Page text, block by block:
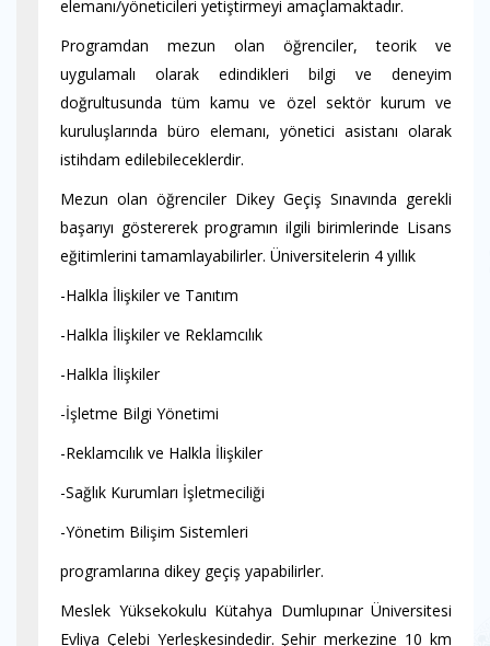
elemanı/yöneticileri yetiştirmeyi amaçlamaktadır.
Programdan mezun olan öğrenciler, teorik ve
uygulamalı olarak edindikleri bilgi ve deneyim
doğrultusunda tüm kamu ve özel sektör kurum ve
kuruluşlarında büro elemanı, yönetici asistanı olarak
istihdam edilebileceklerdir.
Mezun olan öğrenciler Dikey Geçiş Sınavında gerekli
başarıyı göstererek programın ilgili birimlerinde Lisans
eğitimlerini tamamlayabilirler. Üniversitelerin 4 yıllık
-Halkla İlişkiler ve Tanıtım
-Halkla İlişkiler ve Reklamcılık
-Halkla İlişkiler
-İşletme Bilgi Yönetimi
-Reklamcılık ve Halkla İlişkiler
-Sağlık Kurumları İşletmeciliği
-Yönetim Bilişim Sistemleri
programlarına dikey geçiş yapabilirler.
Meslek Yüksekokulu Kütahya Dumlupınar Üniversitesi
Evliya Çelebi Yerleşkesindedir. Şehir merkezine 10 km